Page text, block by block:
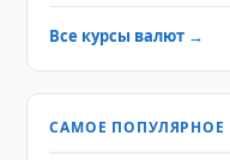
Все курсы валют →
САМОЕ ПОПУЛЯРНОЕ